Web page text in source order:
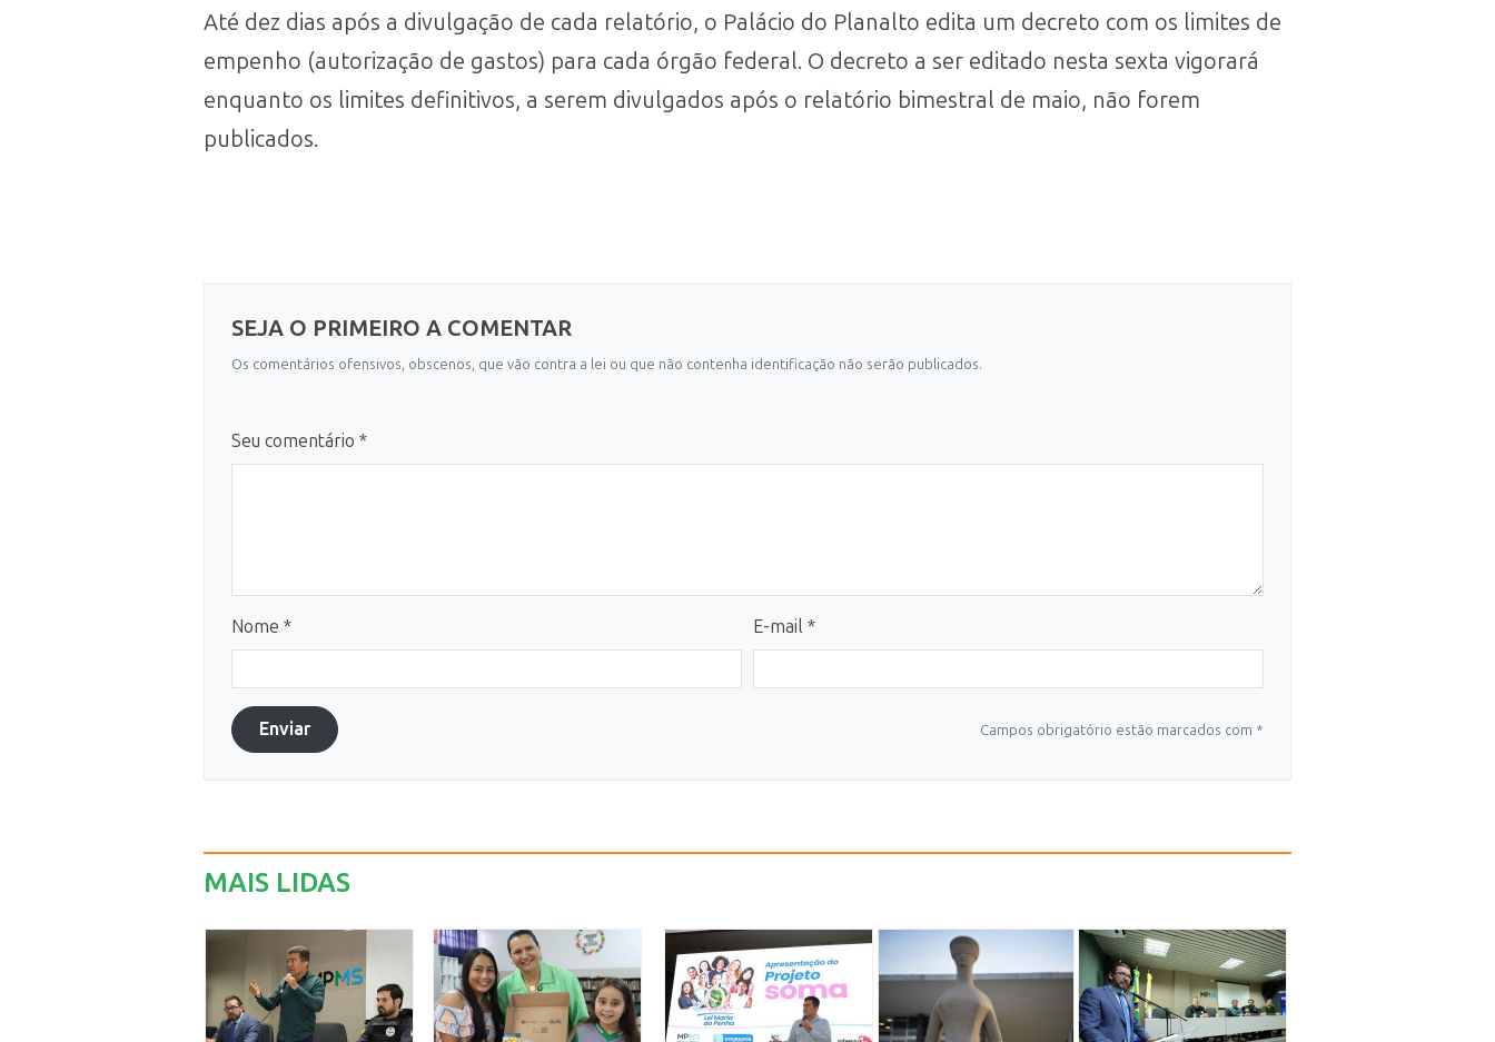
Até dez dias após a divulgação de cada relatório, o Palácio do Planalto edita um decreto com os limites de
empenho (autorização de gastos) para cada órgão federal. O decreto a ser editado nesta sexta vigorará
enquanto os limites definitivos, a serem divulgados após o relatório bimestral de maio, não forem
publicados.
SEJA O PRIMEIRO A COMENTAR
Os comentários ofensivos, obscenos, que vão contra a lei ou que não contenha identificação não serão publicados.
Seu comentário *
Nome * E-mail *
Enviar Campos obrigatório estão marcados com *
MAIS LIDAS